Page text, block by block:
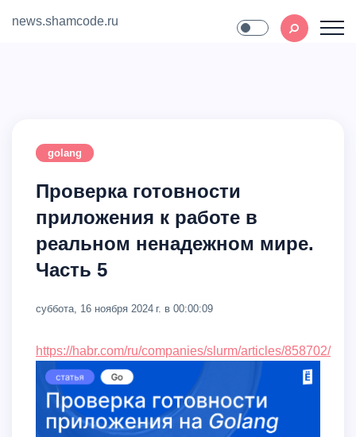
news.shamcode.ru
golang
Проверка готовности
приложения к работе в
реальном ненадежном мире.
Часть 5
суббота, 16 ноября 2024 г. в 00:00:09
https://habr.com/ru/companies/slurm/articles/858702/